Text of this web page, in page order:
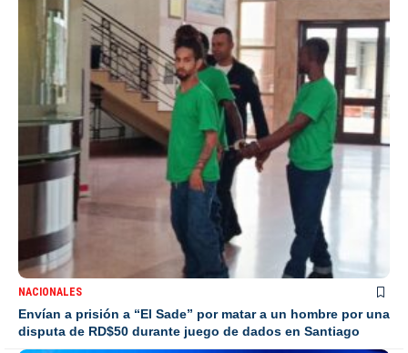
NACIONALES
Envían a prisión a “El Sade” por matar a un hombre por una
disputa de RD$50 durante juego de dados en Santiago